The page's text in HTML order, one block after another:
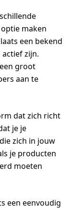
maken
een bekend
zijn.
groot
aan te
dat zich richt
je je
zich in jouw
je producten
moeten
een eenvoudig